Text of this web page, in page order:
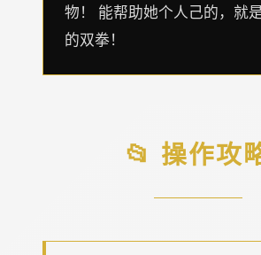
物！ 能帮助她个人己的，就
的双拳！
📂 操作攻